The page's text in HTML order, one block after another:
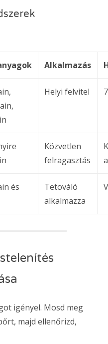
Alkalmazás
Helyi felvitel
Közvetlen
felragasztás
és
Tetováló
alkalmazza
igényel. Mosd meg
majd ellenőrizd,